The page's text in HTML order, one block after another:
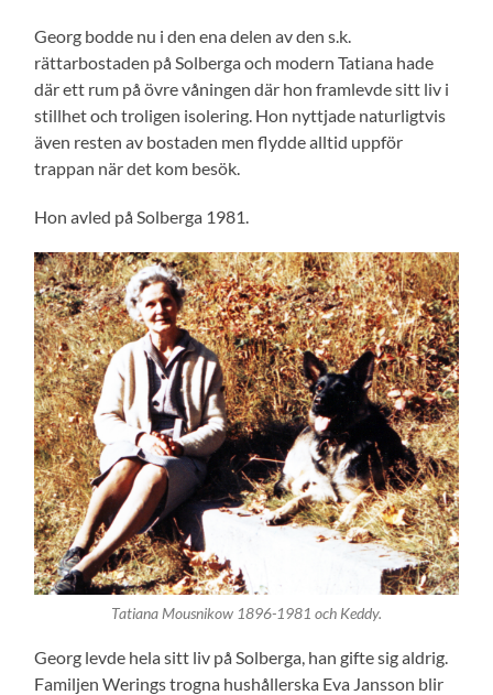
Georg bodde nu i den ena delen av den s.k.
rättarbostaden på Solberga och modern Tatiana hade
där ett rum på övre våningen där hon framlevde sitt liv i
stillhet och troligen isolering. Hon nyttjade naturligtvis
även resten av bostaden men flydde alltid uppför
trappan när det kom besök.
Hon avled på Solberga 1981.
Tatiana Mousnikow 1896-1981 och Keddy.
Georg levde hela sitt liv på Solberga, han gifte sig aldrig.
Familjen Werings trogna hushållerska Eva Jansson blir